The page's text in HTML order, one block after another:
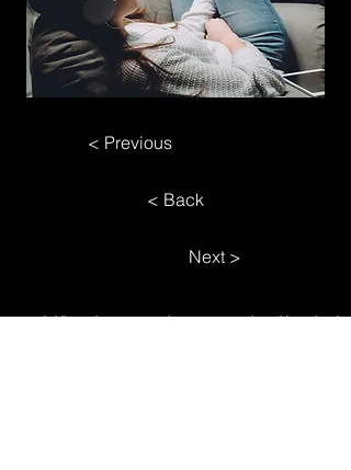
< Previous
< Back
Next >
לשאלות כלליות ולהגשת מאמר או להציע רעיון, שלחו דוא"ל לכתובת